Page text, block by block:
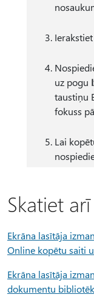
uz pogu
taustiņu
fokuss
Lai
Skatiet arī
Ekrāna lasītāja
Online kopētu saiti
Ekrāna lasītāja
dokumentu